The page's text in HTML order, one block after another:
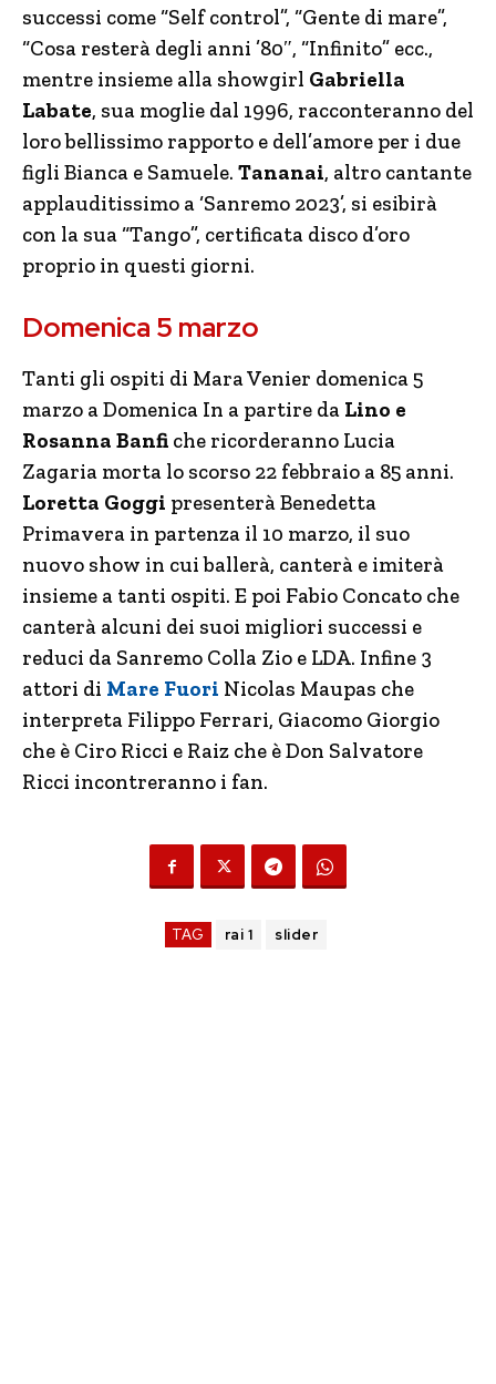
successi come “Self control”, “Gente di mare”,
“Cosa resterà degli anni ’80″, “Infinito” ecc.,
mentre insieme alla showgirl Gabriella
Labate, sua moglie dal 1996, racconteranno del
loro bellissimo rapporto e dell’amore per i due
figli Bianca e Samuele. Tananai, altro cantante
applauditissimo a ‘Sanremo 2023’, si esibirà
con la sua “Tango”, certificata disco d’oro
proprio in questi giorni.
Domenica 5 marzo
Tanti gli ospiti di Mara Venier domenica 5
marzo a Domenica In a partire da Lino e
Rosanna Banfi che ricorderanno Lucia
Zagaria morta lo scorso 22 febbraio a 85 anni.
Loretta Goggi presenterà Benedetta
Primavera in partenza il 10 marzo, il suo
nuovo show in cui ballerà, canterà e imiterà
insieme a tanti ospiti. E poi Fabio Concato che
canterà alcuni dei suoi migliori successi e
reduci da Sanremo Colla Zio e LDA. Infine 3
attori di Mare Fuori Nicolas Maupas che
interpreta Filippo Ferrari, Giacomo Giorgio
che è Ciro Ricci e Raiz che è Don Salvatore
Ricci incontreranno i fan.
TAG rai 1 slider